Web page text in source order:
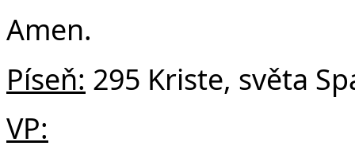
Amen.
Píseň: 295 Kriste, světa
VP: